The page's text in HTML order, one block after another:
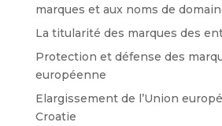
marques et aux noms de
La titularité des marques des
Protection et défense des
européenne
Elargissement de l’Union
Croatie